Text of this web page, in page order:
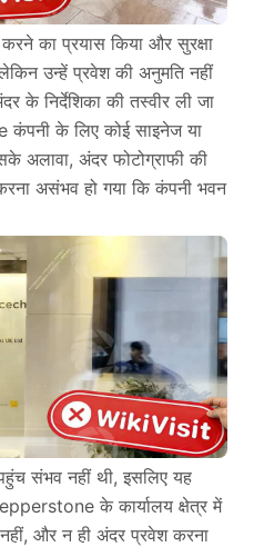
का प्रयास किया और सुरक्षा
लेकिन उन्हें प्रवेश की अनुमति नहीं
के निर्देशिका की तस्वीर ली जा
के लिए कोई साइनेज या
अलावा, अंदर फोटोग्राफी की
असंभव हो गया कि कंपनी भवन
संभव नहीं थी, इसलिए यह
के कार्यालय क्षेत्र में
और न ही अंदर प्रवेश करना